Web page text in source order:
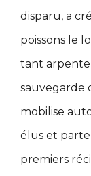
disparu, a
poissons le
tant
sauvegarde
mobilise
élus et
premiers